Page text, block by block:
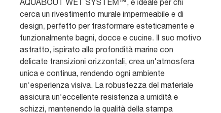
AQUABOUT WET SYSTEM™, è ideale per chi
cerca un rivestimento murale impermeabile e di
design, perfetto per trasformare esteticamente e
funzionalmente bagni, docce e cucine. Il suo motivo
astratto, ispirato alle profondità marine con
delicate transizioni orizzontali, crea un'atmosfera
unica e continua, rendendo ogni ambiente
un'esperienza visiva. La robustezza del materiale
assicura un'eccellente resistenza a umidità e
schizzi, mantenendo la qualità della stampa